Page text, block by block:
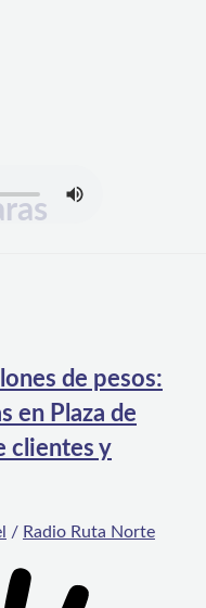
de pesos:
en Plaza de
clientes y
/ Radio Ruta Norte